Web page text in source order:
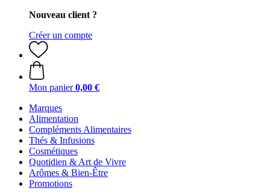
Nouveau client ?
Créer un compte
Mon panier 0,00 €
Marques
Alimentation
Compléments Alimentaires
Thés & Infusions
Cosmétiques
Quotidien & Art de Vivre
Arômes & Bien-Être
Promotions